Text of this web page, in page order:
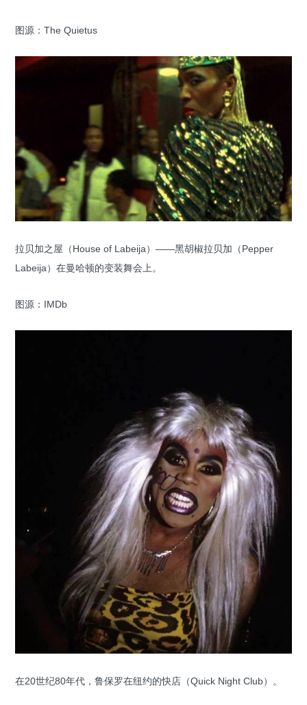
图源：The Quietus
拉贝加之屋（House of Labeija）——黑胡椒拉贝加（Pepper
Labeija）在曼哈顿的变装舞会上。
图源：IMDb
在20世纪80年代，鲁保罗在纽约的快店（Quick Night Club）。